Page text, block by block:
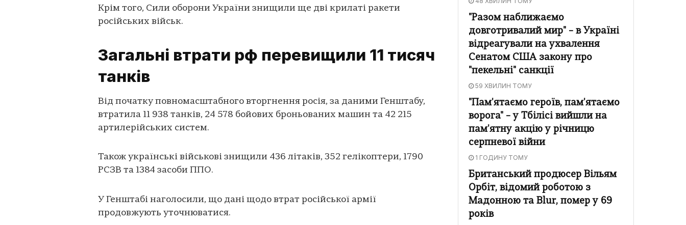
Крім того, Сили оборони України знищили ще дві крилаті ракети
російських військ.
Загальні втрати рф перевищили 11 тисяч
танків
Від початку повномасштабного вторгнення росія, за даними Генштабу,
втратила 11 938 танків, 24 578 бойових броньованих машин та 42 215
артилерійських систем.
Також українські військові знищили 436 літаків, 352 гелікоптери, 1790
РСЗВ та 1384 засоби ППО.
У Генштабі наголосили, що дані щодо втрат російської армії
продовжують уточнюватися.
"Разом наближаємо
довготривалий мир" – в Україні
відреагували на ухвалення
Сенатом США закону про
"пекельні" санкції
59 ХВИЛИН ТОМУ
"Пам'ятаємо героїв, пам'ятаємо
ворога" – у Тбілісі вийшли на
пам'ятну акцію у річницю
серпневої війни
1 ГОДИНУ ТОМУ
Британський продюсер Вільям
Орбіт, відомий роботою з
Мадонною та Blur, помер у 69
років